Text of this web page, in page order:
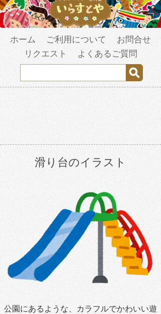
ホーム ご利用について
お問合せ
リクエスト
よくあるご質問
滑り台のイラスト
公園にあるような、カラフルでかわいい遊